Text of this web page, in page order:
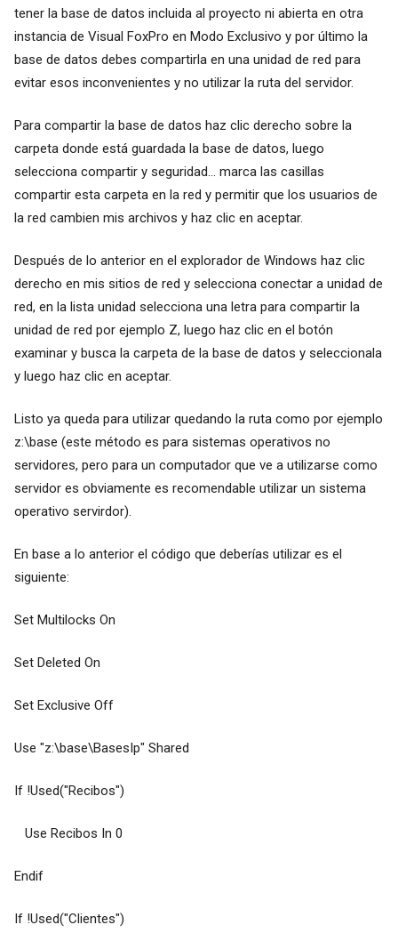
tener la base de datos incluida al proyecto ni abierta en otra
instancia de Visual FoxPro en Modo Exclusivo y por último la
base de datos debes compartirla en una unidad de red para
evitar esos inconvenientes y no utilizar la ruta del servidor.
Para compartir la base de datos haz clic derecho sobre la
carpeta donde está guardada la base de datos, luego
selecciona compartir y seguridad... marca las casillas
compartir esta carpeta en la red y permitir que los usuarios de
la red cambien mis archivos y haz clic en aceptar.
Después de lo anterior en el explorador de Windows haz clic
derecho en mis sitios de red y selecciona conectar a unidad de
red, en la lista unidad selecciona una letra para compartir la
unidad de red por ejemplo Z, luego haz clic en el botón
examinar y busca la carpeta de la base de datos y seleccionala
y luego haz clic en aceptar.
Listo ya queda para utilizar quedando la ruta como por ejemplo
z:\base (este método es para sistemas operativos no
servidores, pero para un computador que ve a utilizarse como
servidor es obviamente es recomendable utilizar un sistema
operativo servirdor).
En base a lo anterior el código que deberías utilizar es el
siguiente:
Set Multilocks On
Set Deleted On
Set Exclusive Off
Use "z:\base\BasesIp" Shared
If !Used("Recibos")
Use Recibos In 0
Endif
If !Used("Clientes")